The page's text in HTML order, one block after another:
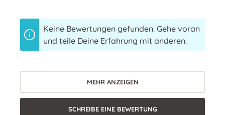
Keine Bewertungen gefunden. Gehe voran
und teile Deine Erfahrung mit anderen.
MEHR ANZEIGEN
SCHREIBE EINE BEWERTUNG